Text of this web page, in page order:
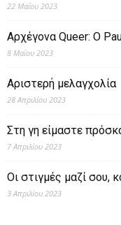
22 Μαΐου 2023
Αρχέγονα Queer: O
8 Μαΐου 2023
Αριστερή μελαγχολία
28 Απριλίου 2023
Στη γη είμαστε
7 Απριλίου 2023
Οι στιγμές μαζί σου,
3 Απριλίου 2023